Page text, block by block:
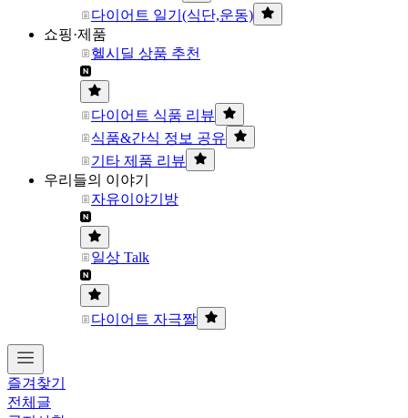
다이어트 일기(식단,운동)
쇼핑·제품
헬시딜 상품 추천
다이어트 식품 리뷰
식품&간식 정보 공유
기타 제품 리뷰
우리들의 이야기
자유이야기방
일상 Talk
다이어트 자극짤
즐겨찾기
전체글